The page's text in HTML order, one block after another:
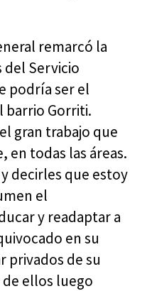
remarcó la
del Servicio
podría ser el
barrio Gorriti.
gran trabajo que
en todas las áreas.
decirles que estoy
el
y readaptar a
en su
privados de su
ellos luego